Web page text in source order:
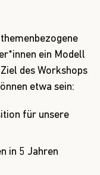
ein Modell
des Workshops
etwa sein:
für unsere
in 5 Jahren